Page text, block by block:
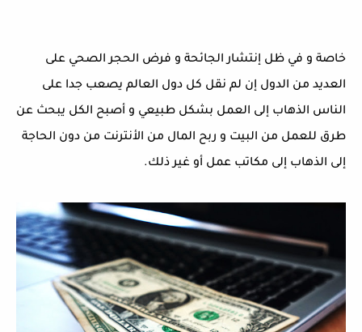
خاصة و في ظل إنتشار الجائحة و فرض الحجر الصحي على
العديد من الدول إن لم نقل كل دول العالم يصعب جدا على
الناس الذهاب إلى العمل بشكل طبيعي و أصبح الكل يبحث عن
طرق للعمل من البيت و ربح المال من الأنترنت من دون الحاجة
إلى الذهاب إلى مكاتب عمل أو غير ذلك.